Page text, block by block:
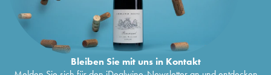
Bleiben Sie mit uns in Kontakt